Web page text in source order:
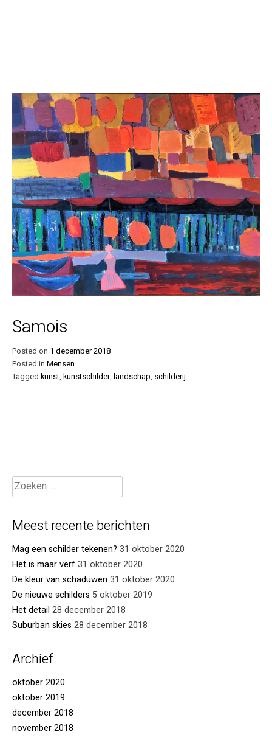
Samois
Posted on 1 december 2018
Posted in Mensen
Tagged kunst, kunstschilder, landschap, schilderij
Meest recente berichten
Mag een schilder tekenen? 31 oktober 2020
Het is maar verf31 oktober 2020
De kleur van schaduwen 31 oktober 2020
De nieuwe schilders 5 oktober 2019
Het detail 28 december 2018
Suburban skies 28 december 2018
Archief
oktober 2020
oktober 2019
december 2018
november 2018